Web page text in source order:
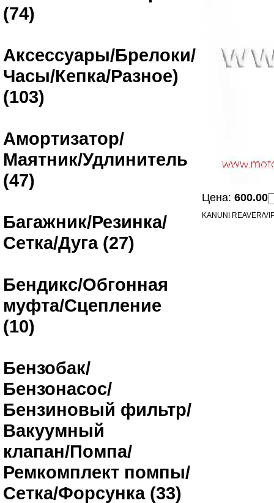
(74)
Аксессуары/Брелоки/
Часы/Кепка/Разное)
(103)
Амортизатор/
Маятник/Удлинитель
(47)
Багажник/Резинка/
Сетка/Дуга (27)
Бендикс/Обгонная
муфта/Сцепление
(10)
Бензобак/
Бензонасос/
Бензиновый фильтр/
Вакуумный
клапан/Помпа/
Ремкомплект помпы/
Сетка/Форсунка (33)
Цена: 600.00
KANUNI REAVER/